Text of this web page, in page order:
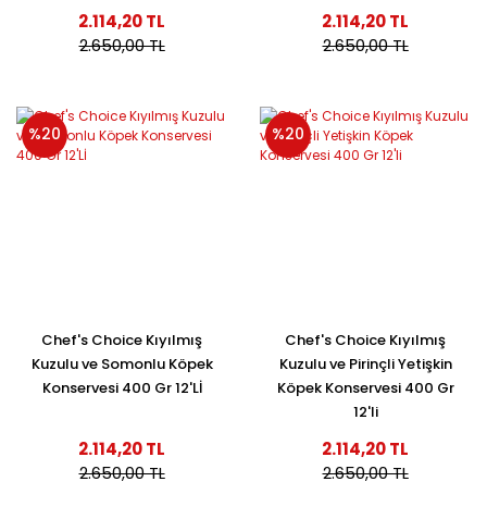
2.114,20 TL
2.650,00 TL
2.114,20 TL
2.650,00 TL
%20
Chef's Choice Kıyılmış
Kuzulu ve Somonlu Köpek
Konservesi 400 Gr 12'Lİ
2.114,20 TL
2.650,00 TL
%20
Chef's Choice Kıyılmış
Kuzulu ve Pirinçli Yetişkin
Köpek Konservesi 400 Gr
12'li
2.114,20 TL
2.650,00 TL